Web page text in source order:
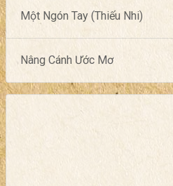
Một Ngón Tay (Thiếu Nhi)
Nâng Cánh Ước Mơ